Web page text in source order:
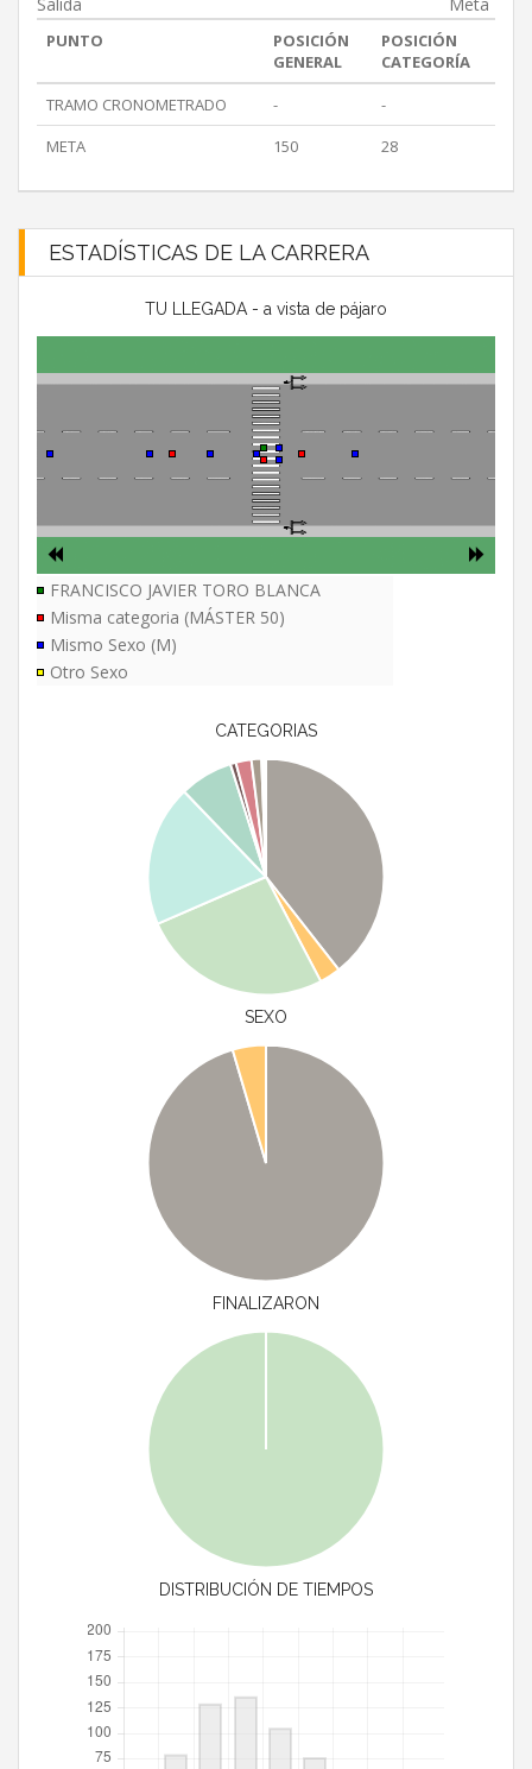
Salida Meta
PUNTO
POSICIÓN
GENERAL
POSICIÓN
CATEGORÍA
TRAMO CRONOMETRADO
-
-
META
150 28
ESTADÍSTICAS DE LA CARRERA
TU LLEGADA - a vista de pájaro
FRANCISCO JAVIER TORO BLANCA
Misma categoria (MÁSTER 50)
Mismo Sexo (M)
Otro Sexo
CATEGORIAS
SEXO
FINALIZARON
DISTRIBUCIÓN DE TIEMPOS